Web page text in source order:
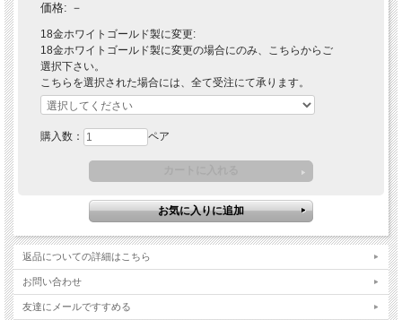
価格: －
18金ホワイトゴールド製に変更:
18金ホワイトゴールド製に変更の場合にのみ、こちらからご
選択下さい。
こちらを選択された場合には、全て受注にて承ります。
購入数： ペア
返品についての詳細はこちら
お問い合わせ
友達にメールですすめる